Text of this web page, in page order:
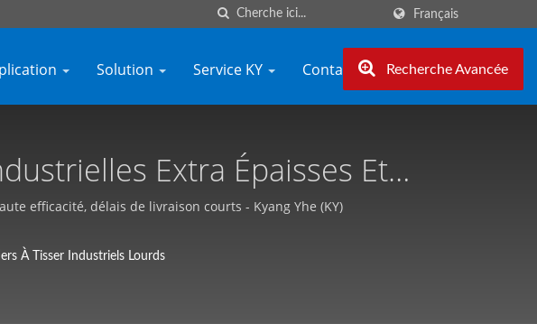
Français
Solution Service KY Contacter KYRecherche Avancée
Extra Épaisses Et
Service Mondial - Kyang
efficacité, délais de livraison courts - Kyang Yhe (KY)
À Tisser Industriels Lourds